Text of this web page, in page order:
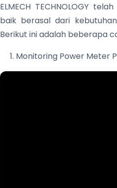
ELMECH TECHNOLOGY
baik berasal dari
Berikut ini adalah beberapa
Monitoring Power Meter